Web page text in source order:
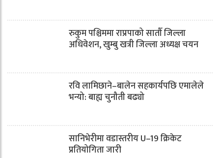
रुकुम पश्चिममा राप्रपाको सातौँ जिल्ला
अधिवेशन, खुम्बु खत्री जिल्ला अध्यक्ष चयन
रवि लामिछाने–बालेन सहकार्यपछि एमालेले
भन्यो: बाह्य चुनौती बढ्यो
सानिभेरीमा वडास्तरीय U–19 क्रिकेट
प्रतियोगिता जारी